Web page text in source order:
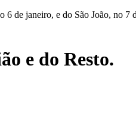
6 de janeiro, e do São João, no 7
e do Resto.